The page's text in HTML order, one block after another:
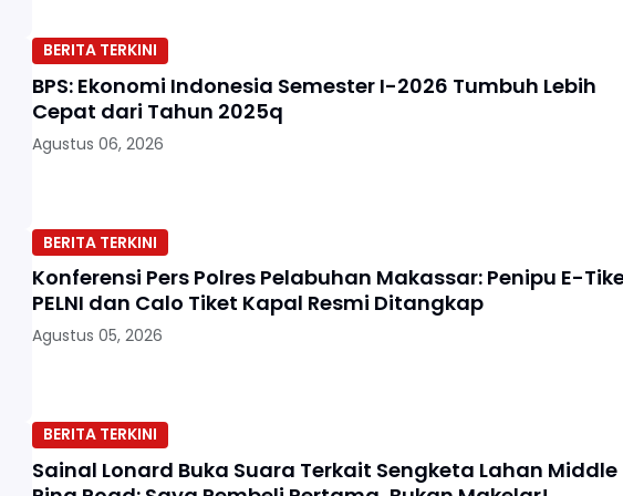
BERITA TERKINI
BPS: Ekonomi Indonesia Semester I-2026 Tumbuh Lebih
Cepat dari Tahun 2025q
Agustus 06, 2026
BERITA TERKINI
Konferensi Pers Polres Pelabuhan Makassar: Penipu E-
PELNI dan Calo Tiket Kapal Resmi Ditangkap
Agustus 05, 2026
BERITA TERKINI
Sainal Lonard Buka Suara Terkait Sengketa Lahan Middle